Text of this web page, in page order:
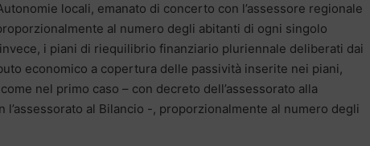
locali, emanato di concerto con l’assessore regionale
al numero degli abitanti di ogni singolo
i piani di riequilibrio finanziario pluriennale deliberati dai
economico a copertura delle passività inserite nei piani,
nel primo caso – con decreto dell’assessorato alla
al Bilancio -, proporzionalmente al numero degli